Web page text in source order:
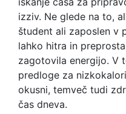
izziv. Ne glede na to,
študent ali zaposlen v
lahko hitra in
zagotovila energijo. V
predloge za
okusni, temveč tudi
čas dneva.